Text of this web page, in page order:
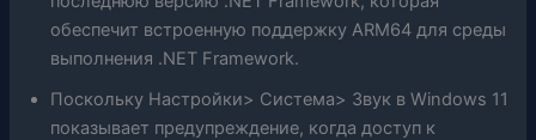
обеспечит встроенную поддержку ARM64 для среды
выполнения .NET Framework.
Поскольку Настройки> Система> Звук в Windows 11
показывает предупреждение, когда доступ к